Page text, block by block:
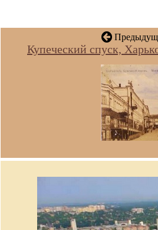
Купеческий спуск,